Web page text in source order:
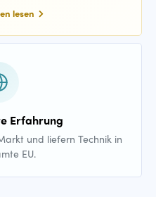
lesen
Erfahrung
und liefern Technik in
EU.